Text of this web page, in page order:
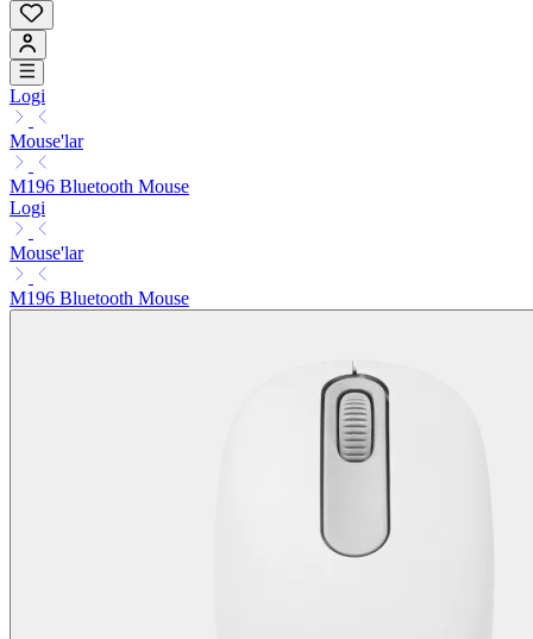
Logi
Mouse'lar
M196 Bluetooth Mouse
Logi
Mouse'lar
M196 Bluetooth Mouse